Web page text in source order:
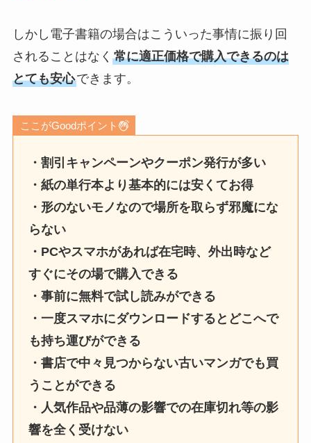
しかし電子書籍の場合はこういった事情に振り回
されることはなく 常に適正価格で購入できるのは
とても安心できます。
ここがGoodポイント
・割引キャンペーンやクーポン発行が多い
・紙の単行本より基本的には安くてお得
・形のないモノなので場所を取らず邪魔にな
らない
・PCやスマホがあれば在宅時、外出時など
すぐにその場で購入できる
・事前に無料で試し読みができる
・一度スマホにダウンロードするとどこへで
も持ち運びができる
・書店で中々見つからない古いマンガでも買
うことができる
・人気作品や品薄の影響での在庫切れ等の影
響を全く受けない